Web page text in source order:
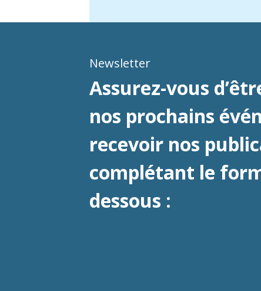
Newsletter
Assurez-vous
nos prochains
recevoir nos
complétant le
dessous :